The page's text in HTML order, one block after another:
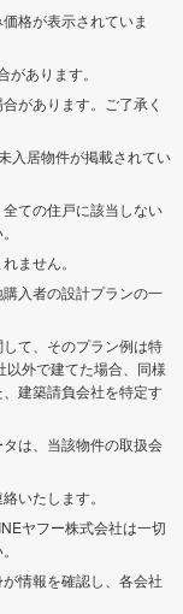
格が表示されていま
あります。
があります。ご了承く
入居物件が掲載されてい
ての住戸に該当しない
ません。
入者の設計プランの一
て、そのプラン例は特
以外で建てた場合、同様
建築請負会社を特定す
は、当該物件の取扱会
いたします。
ヤフー株式会社は一切
情報を確認し、各会社